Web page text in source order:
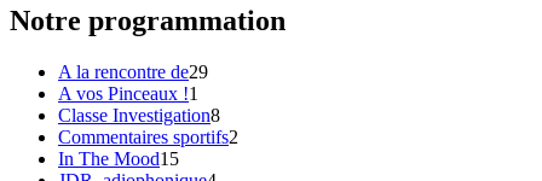
Notre programmation
A la rencontre de29
A vos Pinceaux !1
Classe Investigation8
Commentaires sportifs2
In The Mood15